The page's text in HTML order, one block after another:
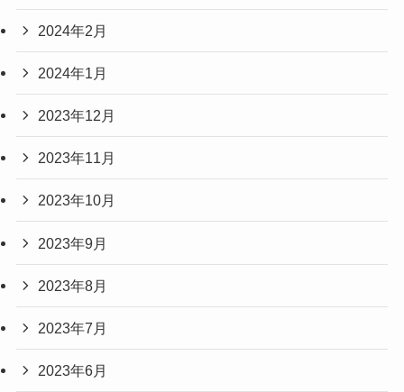
2024年2月
2024年1月
2023年12月
2023年11月
2023年10月
2023年9月
2023年8月
2023年7月
2023年6月